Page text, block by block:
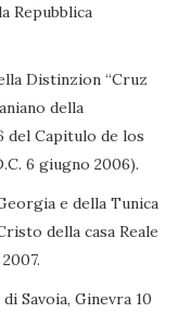
Repubblica
Distinzion “Cruz
della
del Capitulo de los
6 giugno 2006).
e della Tunica
della casa Reale
Savoia, Ginevra 10